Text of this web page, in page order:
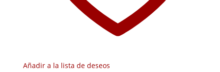
Añadir a la lista de deseos